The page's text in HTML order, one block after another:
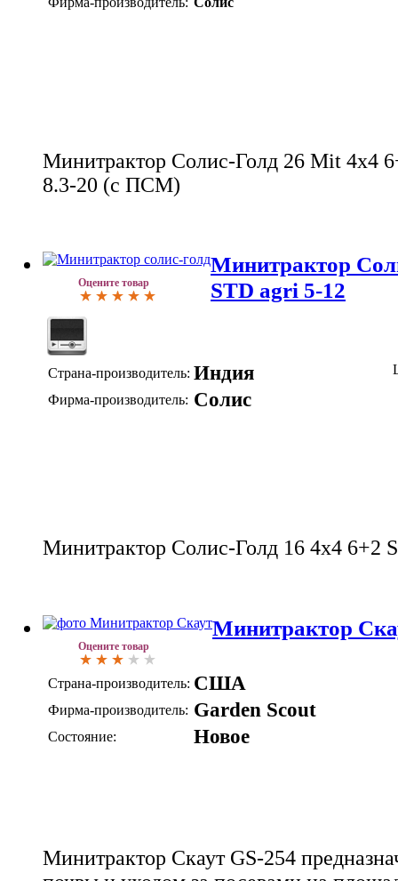
Минитрактор Солис-Голд 26 Mit 4x4
8.3-20 (с ПСМ)
Оцените товар
Минитрактор
STD agri 5-12
Страна-производитель: Индия
Фирма-производитель: Солис
Минитрактор Солис-Голд 16 4x4 6+2
Оцените товар
Минитрактор
Страна-производитель: США
Фирма-производитель: Garden Scout
Состояние: Новое
Минитрактор Скаут GS-254